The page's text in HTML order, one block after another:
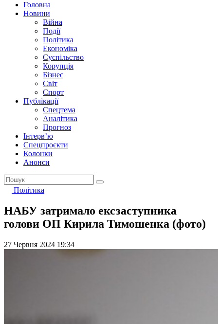
Головна
Новини
Війна
Події
Політика
Економіка
Суспільство
Корупція
Бізнес
Світ
Спорт
Публікації
Спецтема
Аналітика
Прогноз
Інтерв’ю
Спецпроєкти
Колонки
Анонси
Політика
НАБУ затримало ексзаступника
голови ОП Кирила Тимошенка (фото)
27 Червня 2024 19:34